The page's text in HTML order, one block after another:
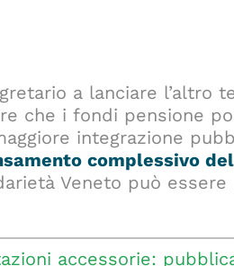
a lanciare l’altro
che i fondi pensione
integrazione
complessivo
Veneto può
accessorie: